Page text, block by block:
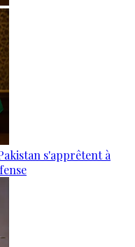
s'apprêtent à